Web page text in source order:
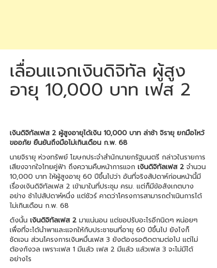
เลื่อนแจกเงินดิจิทัล ผู้สูง
อายุ 10,000 บาท เฟส 2
เงินดิจิทัลเฟส 2 ผู้สูงอายุได้เงิน 10,000 บาท ล่าช้า จิรายุ ยกมือไหว้
ขออภัย ยืนยันถึงมือไม่เกินเดือน ก.พ. 68
นายจิรายุ ห่วงทรัพย์ โฆษกประจำสำนักนายกรัฐมนตรี กล่าวในรายการ
เสียงจากใจไทยคู่ฟ้า ถึงความคืบหน้าการแจก เงินดิจิทัลเฟส 2 จำนวน
10,000 บาท ให้ผู้สูงอายุ 60 ปีขึ้นไปว่า อันที่จริงสัปดาห์ก่อนหน้านี้มี
เรื่องเงินดิจิทัลเฟส 2 เข้ามาในที่ประชุม ครม. แต่ก็มีข้อสังเกตบาง
อย่าง ช้าไปสัปดาห์หนึ่ง แต่ชัวร์ คาดว่าโครงการสามารถดำเนินการได้
ไม่เกินเดือน ก.พ. 68
ดังนั้น เงินดิจิทัลเฟส 2 มาแน่นอน แต่ขอปรับอะไรอีกนิดๆ หน่อยๆ
เพื่อที่จะได้นำพาและแจกให้กับประชาชนที่อายุ 60 ปีขึ้นไป ยังไงก็
ชัดเจน ส่วนโครงการเงินหมื่นเฟส 3 ยังต้องรอติดตามต่อไป แต่ไม่
ต้องกังวล เพราะเฟส 1 มีแล้ว เฟส 2 มีแล้ว แล้วเฟส 3 จะไม่มีได้
อย่างไร